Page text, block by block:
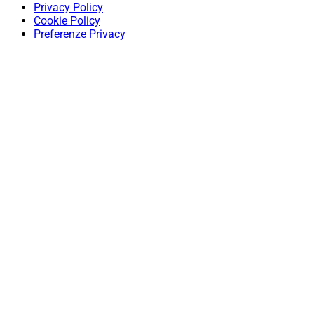
Privacy Policy
Cookie Policy
Preferenze Privacy